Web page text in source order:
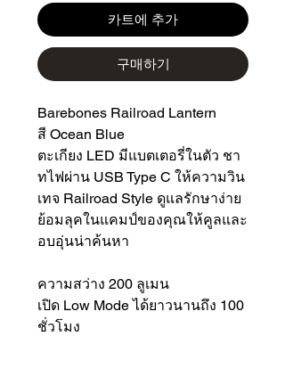
카트에 추가
구매하기
Barebones Railroad Lantern
สี Ocean Blue
ตะเกียง LED มีแบตเตอรี่ในตัว ชา
ทไฟผ่าน USB Type C ให้ความวิน
เทจ Railroad Style ดูแลรักษาง่าย
ย้อมลุคในแคมป์ของคุณให้คูลและ
อบอุ่นน่าค้นหา
ความสว่าง 200 ลูเมน
เปิด Low Mode ได้ยาวนานถึง 100
ชั่วโมง